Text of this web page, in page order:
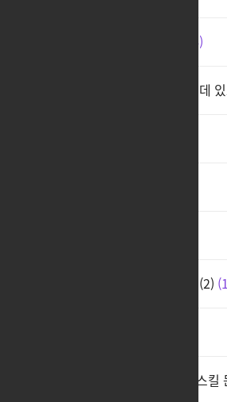
4
스커 담당자가 있는지 모르겠는데
스커 아크그리드의 재검토 요청(2) 1
스트라이커 아크그리드와 오의스킬